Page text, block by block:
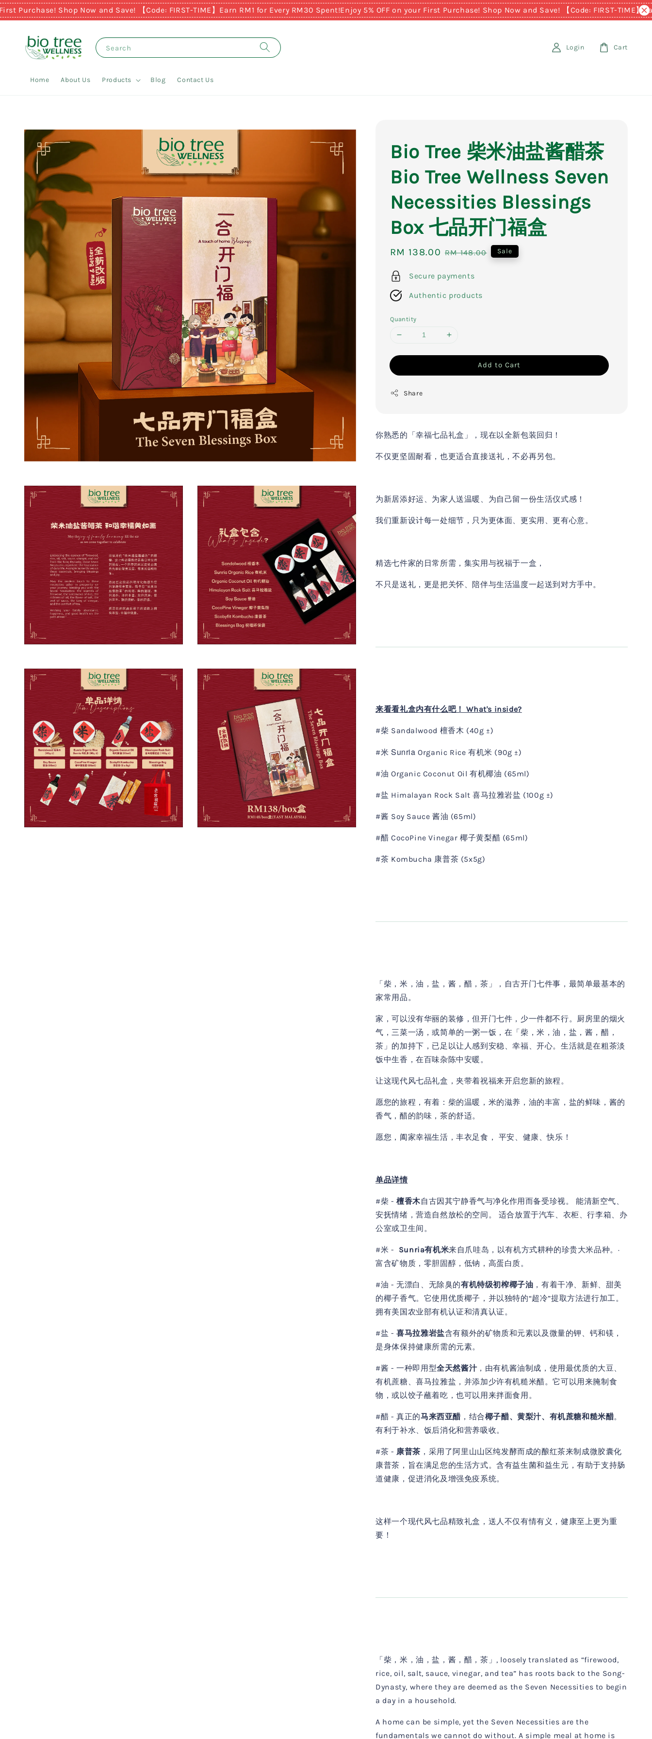
Shop Now and Save! 【Code: FIRST-TIME】Earn RM1 for Every RM30 Spent!Enjoy 5% OFF on your First Purchase! Shop Now and Save! 【Code: FIRST-TIME】Earn
Search
Home About Us Products Blog Contact Us
Login Cart
Bio Tree 柴米油盐酱醋茶
Bio Tree Wellness Seven
Necessities Blessings
Box 七品开门福盒
Sale
RM 138.00 Regular
RM 148.00 Sale
Secure payments
Authentic products
Quantity
Add to Cart
Share
你熟悉的「幸福七品礼盒」，现在以全新包装回归！
不仅更坚固耐看，也更适合直接送礼，不必再另包。
为新居添好运、为家人送温暖、为自己留一份生活仪式感 ！
我们重新设计每一处细节，只为更体面、更实用、更有心意。
精选七件家的日常所需，集实用与祝福于一盒，
不只是送礼，更是把关怀、陪伴与生活温度一起送到对方手中。
来看看礼盒内有什么吧！ What's inside?
#柴 Sandalwood 檀香木 (40g ±)
#米 SunriaOrganic Rice 有机米 (90g ±)
#油 Organic Coconut Oil 有机椰油 (65ml)
#盐 Himalayan Rock Salt 喜马拉雅岩盐 (100g ±)
#酱 Soy Sauce 酱油 (65ml)
#醋 CocoPine Vinegar 椰子黄梨醋 (65ml)
#茶 Kombucha 康普茶 (5x5g)
「柴，米，油，盐，酱，醋，茶」，自古开门七件事，最简单最基本的
家常用品。
家，可以没有华丽的装修，但开门七件，少一件都不行。厨房里的烟火
气，三菜一汤，或简单的一粥一饭，在「柴，米，油，盐，酱，醋，
茶」的加持下，已足以让人感到安稳、幸福、开心。生活就是在粗茶淡
饭中生香，在百味杂陈中安暖。
让这现代风七品礼盒，夹带着祝福来开启您新的旅程。
愿您的旅程，有着：柴的温暖，米的滋养，油的丰富，盐的鲜味，酱的
香气，醋的韵味，茶的舒适。
愿您，阖家幸福生活，丰衣足食， 平安、健康、快乐！
单品详情
#柴 - 檀香木自古因其宁静香气与净化作用而备受珍视。 能清新空气、
安抚情绪，营造自然放松的空间。 适合放置于汽车、衣柜、行李箱、办
公室或卫生间。
#米 - Sunria有机米来自爪哇岛，以有机方式耕种的珍贵大米品种。·
富含矿物质，零胆固醇，低钠，高蛋白质。
#油 - 无漂白、无除臭的有机特级初榨椰子油 ，有着干净、新鲜、甜美
的椰子香气。它使用优质椰子，并以独特的“超冷”提取方法进行加工。
拥有美国农业部有机认证和清真认证。
#盐 -喜马拉雅岩盐含有额外的矿物质和元素以及微量的钾、钙和镁，
是身体保持健康所需的元素。
#酱 - 一种即用型全天然酱汁，由有机酱油制成，使用最优质的大豆、
有机蔗糖、喜马拉雅盐，并添加少许有机糙米醋。它可以用来腌制食
物，或以饺子蘸着吃，也可以用来拌面食用。
#醋 - 真正的马来西亚醋 ，结合椰子醋、黄梨汁、有机蔗糖和糙米醋。
有利于补水、饭后消化和营养吸收。
#茶 - 康普茶 ，采用了阿里山山区纯发酵而成的酿红茶来制成微胶囊化
康普茶，旨在满足您的生活方式。含有益生菌和益生元，有助于支持肠
道健康，促进消化及增强免疫系统。
这样一个现代风七品精致礼盒，送人不仅有情有义，健康至上更为重
要！
「柴，米，油，盐，酱，醋，茶」, loosely translated as “firewood,
rice, oil, salt, sauce, vinegar, and tea” has roots back to the Song-
Dynasty, where they are deemed as the Seven Necessities to begin
a day in a household.
A home can be simple, yet the Seven Necessities are the
fundamentals we cannot do without. A simple meal at home is